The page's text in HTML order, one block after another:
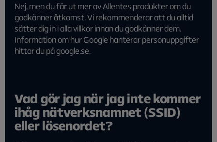
Nej, men du får ut mer av Allentes produkter om du
godkänner åtkomst. Vi rekommenderar att du alltid
sätter dig in i alla villkor innan du godkänner dem.
Information om hur Google hanterar personuppgifter
hittar du på google.se.
Vad gör jag när jag inte kommer
ihåg nätverksnamnet (SSID)
eller lösenordet?